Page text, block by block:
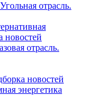
отрасль.
новостей
отрасль.
новостей
энергетика